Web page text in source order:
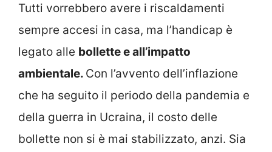
Tutti vorrebbero avere i riscaldamenti
sempre accesi in casa, ma l’handicap è
legato alle bollette e all’impatto
ambientale. Con l’avvento dell’inflazione
che ha seguito il periodo della pandemia e
della guerra in Ucraina, il costo delle
bollette non si è mai stabilizzato, anzi. Sia